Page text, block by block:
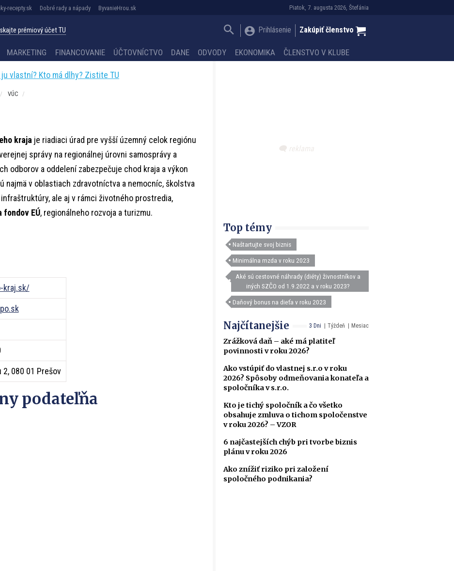
Piatok, 7. augusta 2026, Štefánia
recepty.sk Dobré rady a nápady ByvanieHrou.sk
prémiový účet TU Prihlásenie Zakúpiť členstvo
MARKETING FINANCOVANIE ÚČTOVNÍCTVO DANE ODVODY EKONOMIKA ČLENSTVO V KLUBE
vlastní? Kto má dlhy? Zistite TU
VÚC
kraja je riadiaci úrad pre vyšší územný celok regiónu
správy na regionálnej úrovni samosprávy a
odborov a oddelení zabezpečuje chod kraja a výkon
najmä v oblastiach zdravotníctva a nemocníc, školstva
ale aj v rámci životného prostredia,
fondov EÚ, regionálneho rozvoja a turizmu.
kraj.sk/
080 01 Prešov
podateľňa
Top témy
Naštartujte svoj biznis
Minimálna mzda v roku 2023
Aké sú cestovné náhrady (diéty) živnostníkov a
iných SZČO od 1.9.2022 a v roku 2023?
Daňový bonus na dieťa v roku 2023
3 Dni Týždeň Mesiac
Najčítanejšie
Zrážková daň – aké má platiteľ
povinnosti v roku 2026?
Ako vstúpiť do vlastnej s.r.o v roku
2026? Spôsoby odmeňovania konateľa a
spoločníka v s.r.o.
Kto je tichý spoločník a čo všetko
obsahuje zmluva o tichom spoločenstve
v roku 2026? – VZOR
6 najčastejších chýb pri tvorbe biznis
plánu v roku 2026
Ako znížiť riziko pri založení
spoločného podnikania?